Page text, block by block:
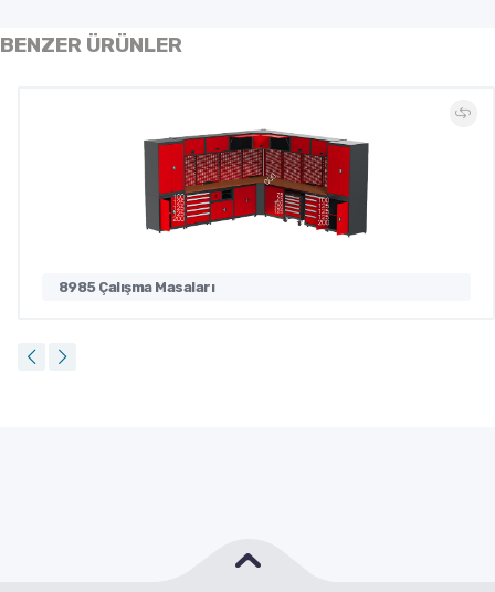
BENZER ÜRÜNLER
8985 Çalışma Masaları